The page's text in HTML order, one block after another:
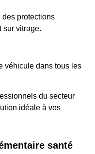
protections
sur vitrage.
véhicule dans tous les
du secteur
idéale à vos
santé